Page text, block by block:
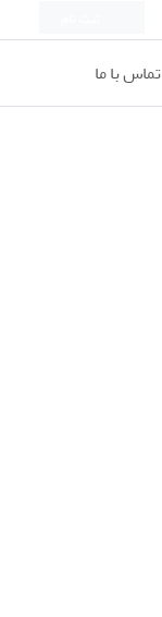
تماس با ما